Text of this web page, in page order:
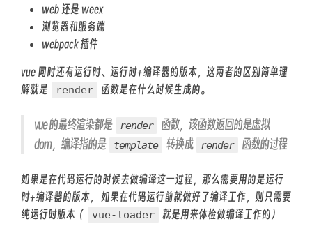
web 还是 weex
浏览器和服务端
webpack 插件
vue 同时还有运行时、运行时+编译器的版本，这两者的区别简单理
解就是
render 函数是在什么时候生成的。
vue 的最终渲染都是 render
函数，该函数返回的是虚拟
dom，编译指的是
template 转换成 render 函数的过程
如果是在代码运行的时候去做编译这一过程，那么需要用的是运行
时+编译器的版本， 如果在代码运行前就做好了编译工作，则只需要
纯运行时版本（
vue-loader 就是用来体检做编译工作的）